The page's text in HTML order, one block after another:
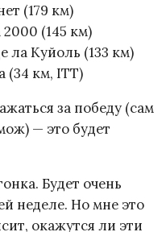
(179 км)
(145 км)
Куйоль (133 км)
км, ITT)
за победу (сам
— это будет
Будет очень
неделе. Но мне это
окажутся ли эти